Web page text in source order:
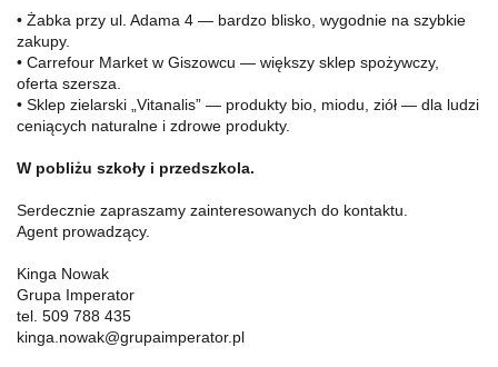
• Żabka przy ul. Adama 4 — bardzo blisko, wygodnie na szybkie
zakupy.
• Carrefour Market w Giszowcu — większy sklep spożywczy,
oferta szersza.
• Sklep zielarski „Vitanalis” — produkty bio, miodu, ziół — dla ludzi
ceniących naturalne i zdrowe produkty.
W pobliżu szkoły i przedszkola.
Serdecznie zapraszamy zainteresowanych do kontaktu.
Agent prowadzący.
Kinga Nowak
Grupa Imperator
tel. 509 788 435
kinga.nowak@grupaimperator.pl